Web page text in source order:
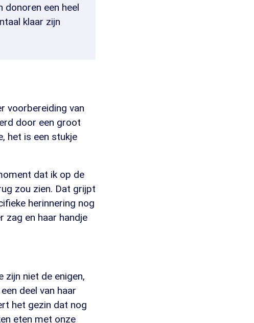
donoren een heel
klaar zijn
voorbereiding van
door een groot
het is een stukje
dat ik op de
zou zien. Dat grijpt
herinnering nog
zag en haar handje
zijn niet de enigen,
deel van haar
het gezin dat nog
eten met onze